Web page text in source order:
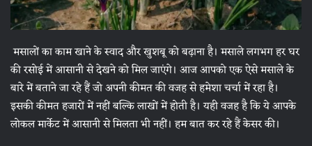
मसालों का काम खाने के स्वाद और खुशबू को बढ़ाना है। मसाले लगभग हर घर
की रसोई में आसानी से देखने को मिल जाएंगे। आज आपको एक ऐसे मसाले के
बारे में बताने जा रहे हैं जो अपनी कीमत की वजह से हमेशा चर्चा में रहा है।
इसकी कीमत हजारों में नहीं बल्कि लाखों में होती है। यही वजह है कि ये आपके
लोकल मार्केट में आसानी से मिलता भी नहीं। हम बात कर रहे हैं केसर की।